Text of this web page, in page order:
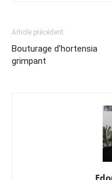
Article précédent
Bouturage d’hortensia
grimpant